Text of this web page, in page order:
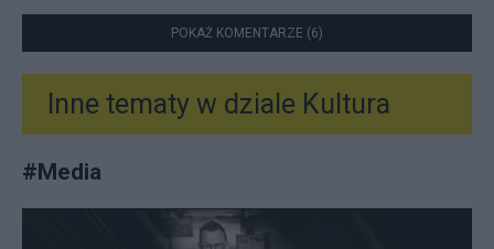
POKAŻ KOMENTARZE (6)
Inne tematy w dziale Kultura
#Media